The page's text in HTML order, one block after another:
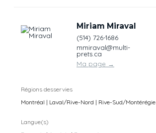
Miriam Miraval
(514) 726-1686
mmiraval@multi-
prets.ca
Ma page →
Régions desservies
Montréal | Laval/Rive-Nord | Rive-Sud/Montérégie
Langue(s)